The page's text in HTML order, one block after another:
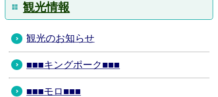
観光情報
観光のお知らせ
■■■キングポーク■■■
■■■モロ■■■